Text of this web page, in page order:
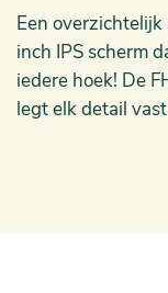
Een
inch IPS scherm
iedere hoek! De
legt elk detail